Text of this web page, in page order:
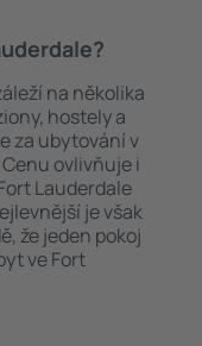
na několika
hostely a
za ubytování v
ovlivňuje i
Lauderdale
je však
že jeden pokoj
ve Fort